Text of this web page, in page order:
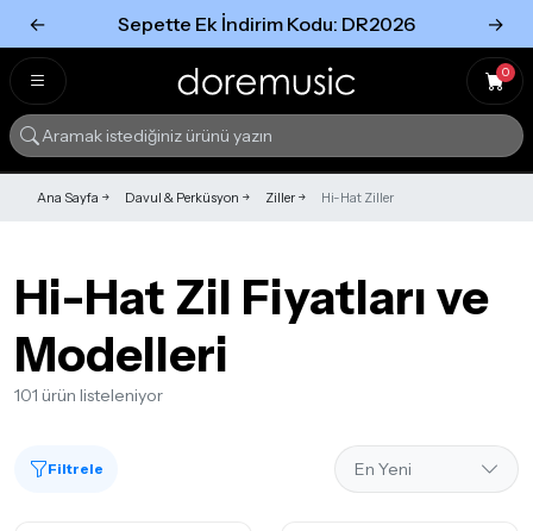
← Sepette Ek İndirim Kodu: DR2026 →
0
Ana Sayfa Davul & Perküsyon Ziller Hi-Hat Ziller
Hi-Hat Zil Fiyatları ve
Modelleri
101 ürün listeleniyor
Filtrele
Tümünü Gör
Tümünü gör